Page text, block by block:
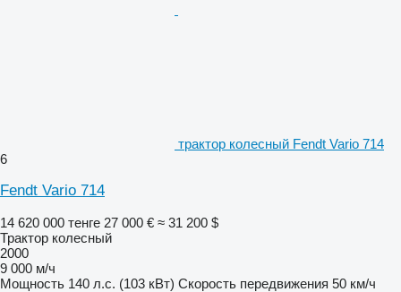
трактор колесный Fendt Vario 714
6
Fendt Vario 714
14 620 000 тенге 27 000 € ≈ 31 200 $
Трактор колесный
2000
9 000 м/ч
Мощность 140 л.с. (103 кВт) Скорость передвижения 50 км/ч